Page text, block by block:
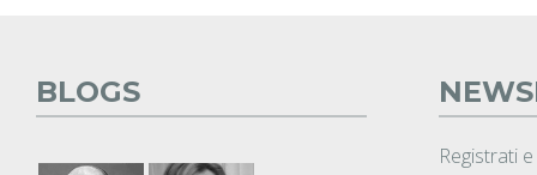
BLOGS
Registrati